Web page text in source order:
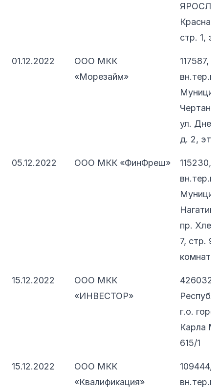
Красная
стр. 1,
01.12.2022
ООО МКК
«Морезайм»
117587,
вн.тер.г.
ул.
д. 2, эт.
05.12.2022 ООО МКК «ФинФреш»
115230,
вн.тер.г.
пр.
7, стр.
комната
15.12.2022
ООО МКК
«ИНВЕСТОР»
426032,
г.о.
Карла
615/1
15.12.2022
ООО МКК
«Квалификация»
109444,
вн.тер.г.